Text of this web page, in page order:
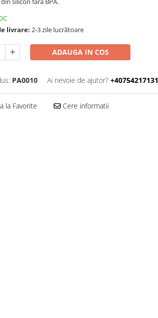
livrare: 2-3 zile lucrătoare
ADAUGA IN COS
PA0010 Ai nevoie de ajutor? +40754217131
la Favorite Cere informatii